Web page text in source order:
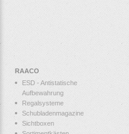
RAACO
ESD - Antistatische
Aufbewahrung
Regalsysteme
Schubladenmagazine
Sichtboxen